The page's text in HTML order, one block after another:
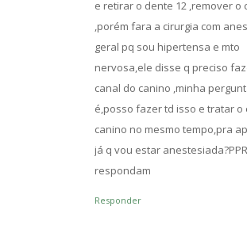
e retirar o dente 12 ,remover o
,porém fara a cirurgia com
geral pq sou hipertensa e mto
nervosa,ele disse q preciso
canal do canino ,minha
é,posso fazer td isso e tratar o
canino no mesmo tempo,pra
já q vou estar
respondam
Responder